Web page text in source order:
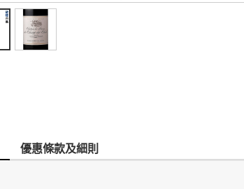
優惠條款及細則